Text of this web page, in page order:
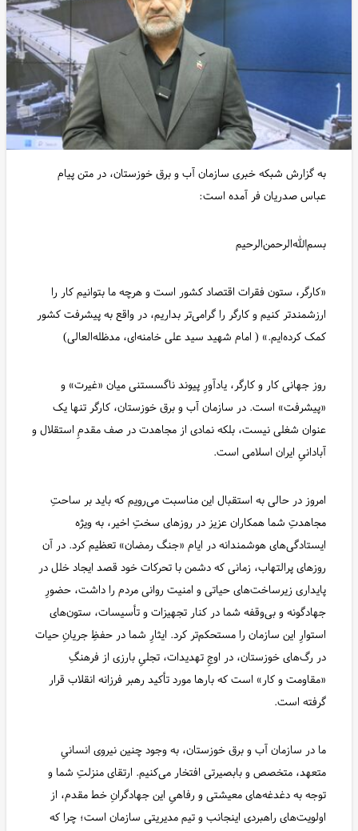
به گزارش شبکه خبری سازمان آب و برق خوزستان، در متن پیام
عباس صدریان فر آمده است:
بسم‌الله‌الرحمن‌الرحیم
«کارگر، ستون فقرات اقتصاد کشور است و هرچه ما بتوانیم کار را
ارزشمندتر کنیم و کارگر را گرامی‌تر بداریم، در واقع به پیشرفت کشور
کمک کرده‌ایم.» ( امام شهید سید علی خامنه‌ای، مدظله‌العالی)
روز جهانی کار و کارگر، یادآورِ پیوند ناگسستنی میان «غیرت» و
«پیشرفت» است. در سازمان آب و برق خوزستان، کارگر تنها یک
عنوان شغلی نیست، بلکه نمادی از مجاهدت در صف مقدمِ استقلال و
آبادانیِ ایران اسلامی است.
امروز در حالی به استقبال این مناسبت می‌رویم که باید بر ساحتِ
مجاهدتِ شما همکاران عزیز در روزهای سختِ اخیر، به ویژه
ایستادگی‌های هوشمندانه در ایام «جنگ رمضان» تعظیم کرد. در آن
روزهای پرالتهاب، زمانی که دشمن با تحرکات خود قصد ایجاد خلل در
پایداری زیرساخت‌های حیاتی و امنیت روانی مردم را داشت، حضورِ
جهادگونه و بی‌وقفه شما در کنار تجهیزات و تأسیسات، ستون‌های
استوارِ این سازمان را مستحکم‌تر کرد. ایثارِ شما در حفظِ جریانِ حیات
در رگ‌های خوزستان، در اوجِ تهدیدات، تجلیِ بارزی از فرهنگِ
«مقاومت و کار» است که بارها مورد تأکید رهبر فرزانه انقلاب قرار
گرفته است.
ما در سازمان آب و برق خوزستان، به وجود چنین نیروی انسانیِ
متعهد، متخصص و بابصیرتی افتخار می‌کنیم. ارتقای منزلتِ شما و
توجه به دغدغه‌های معیشتی و رفاهیِ این جهادگرانِ خط مقدم، از
اولویت‌های راهبردی اینجانب و تیم مدیریتی سازمان است؛ چرا که